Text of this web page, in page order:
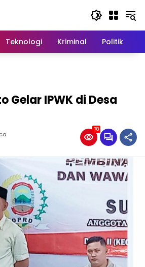
Teknologi Kriminal Politik
Gelar IPWK di Desa
78